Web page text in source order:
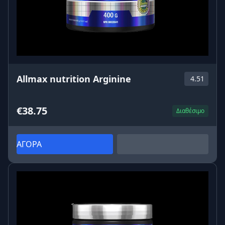
Allmax nutrition Arginine 4.51
€38.75 Διαθέσιμο
ΑΓΟΡΑ